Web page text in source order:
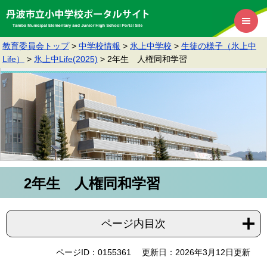
教育委員会トップ > 中学校情報 > 氷上中学校 > 生徒の様子（氷上中
Life）
> 氷上中Life(2025) > 2年生 人権同和学習
2年生 人権同和学習
ページ内目次
ページID：0155361 更新日：2026年3月12日更新